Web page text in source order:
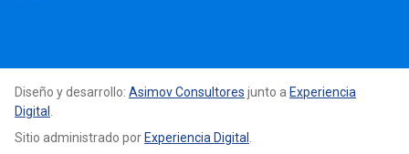
Diseño y desarrollo: Asimov Consultores junto a Experiencia
Digital
Sitio administrado porExperiencia Digital